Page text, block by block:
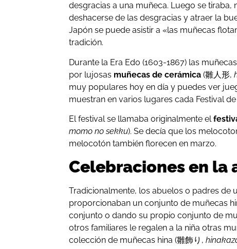
desgracias a una muñeca. Luego se tiraba,
deshacerse de las desgracias y atraer la
Japón se puede asistir a «las muñecas
tradición.
Durante la Era Edo (1603-1867) las
por lujosas muñecas de cerámica (雛人形,
muy populares hoy en día y puedes ver
muestran en varios lugares cada Festival
El festival se llamaba originalmente el
momo no sekku). Se decía que los
melocotón también florecen en marzo.
Celebraciones en la
Tradicionalmente, los abuelos o padres de
proporcionaban un conjunto de muñecas
conjunto o dando su propio conjunto de
otros familiares le regalen a la niña otras
colección de muñecas hina (雛飾り,